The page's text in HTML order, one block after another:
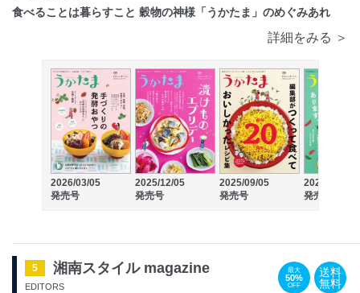
食べることは暮らすこと 穀物の神様「うかたま」のめぐみあれ
詳細をみる ＞
2026/03/05
発売号
2025/12/05
発売号
2025/09/05
発売号
2025/06/05
発売号
5 湘南スタイル magazine
EDITORS
最大
50%
OFF
送料
無料